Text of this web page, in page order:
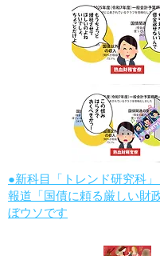
●新科目「トレンド研究科
報道「国債に頼る厳しい財
ぼウソです